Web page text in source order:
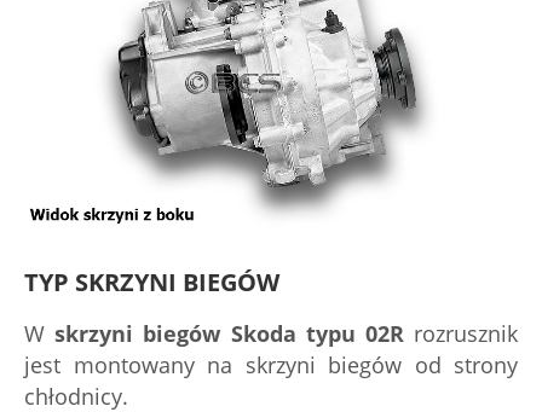
TYP SKRZYNI BIEGÓW
Wskrzyni biegów Skoda typu 02Rrozrusznik
jest montowany na skrzyni biegów od strony
chłodnicy.